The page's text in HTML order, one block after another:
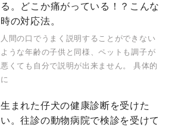
る。どこか痛がっている！？こんな
時の対応法。
人間の口でうまく説明することができない
ような年齢の子供と同様、ペットも調子が
悪くても自分で説明が出来ません。 具体的
に
生まれた仔犬の健康診断を受けた
い。往診の動物病院で検診を受けて